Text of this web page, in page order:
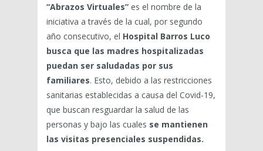
“Abrazos Virtuales” es el nombre de la
iniciativa a través de la cual, por segundo
año consecutivo, el Hospital Barros Luco
busca que las madres hospitalizadas
puedan ser saludadas por sus
familiares. Esto, debido a las restricciones
sanitarias establecidas a causa del Covid-19,
que buscan resguardar la salud de las
personas y bajo las cuales se mantienen
las visitas presenciales suspendidas.